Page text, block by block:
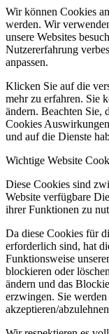
Wir können Cookies
werden. Wir
unsere Websites
Nutzererfahrung
anpassen.
Klicken Sie auf die
mehr zu erfahren. Sie
ändern. Beachten Sie,
Cookies
und auf die Dienste
Wichtige Website
Diese Cookies sind
Website verfügbare
ihrer Funktionen zu
Da diese Cookies für
erforderlich sind, hat
Funktionsweise
blockieren oder
ändern und das
erzwingen. Sie
akzeptieren/